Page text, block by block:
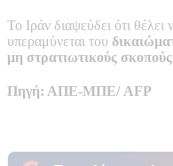
Το Ιράν διαψεύδει ότι θέλει
υπεραμύνεται του
μη στρατιωτικούς σκοπούς
Πηγή: ΑΠΕ-ΜΠΕ/ AFP